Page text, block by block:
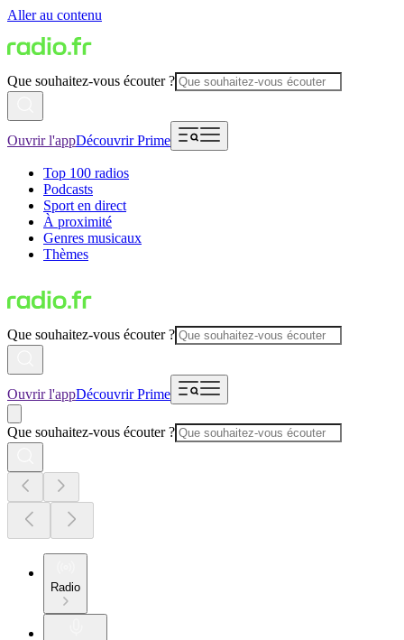
Aller au contenu
Que souhaitez-vous écouter ?
Ouvrir l'appDécouvrir Prime
Top 100 radios
Podcasts
Sport en direct
À proximité
Genres musicaux
Thèmes
Que souhaitez-vous écouter ?
Ouvrir l'appDécouvrir Prime
Que souhaitez-vous écouter ?
Radio